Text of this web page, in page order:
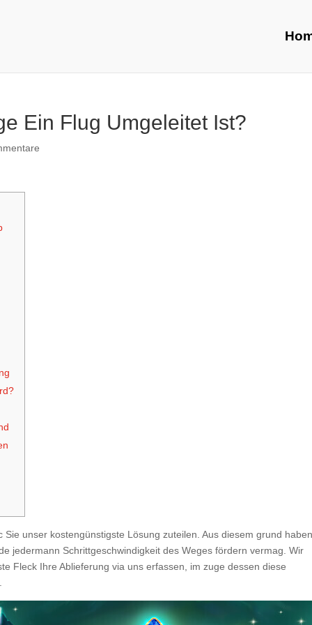
Ein Flug Umgeleitet Ist?
unser kostengünstigste Lösung zuteilen. Aus diesem grund
jedermann Schrittgeschwindigkeit des Weges fördern vermag.Wir
Fleck Ihre Ablieferung via uns erfassen, im zuge dessen diese